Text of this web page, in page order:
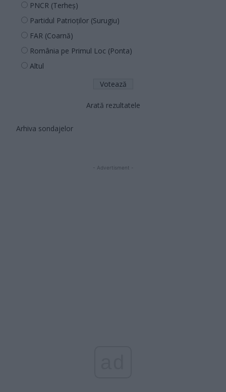
PNCR (Terheș)
Partidul Patrioților (Surugiu)
FAR (Coarnă)
România pe Primul Loc (Ponta)
Altul
Arată rezultatele
Arhiva sondajelor
- Advertisment -